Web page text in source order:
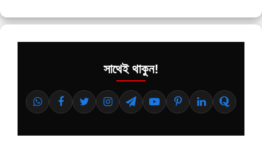
সাথেই থাকুন!